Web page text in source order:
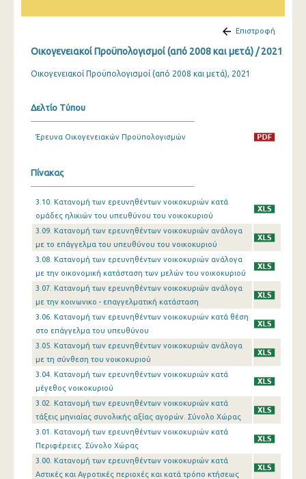
Επιστροφή
Οικογενειακοί Προϋπολογισμοί (από 2008 και μετά) / 2021
Οικογενειακοί Προϋπολογισμοί (από 2008 και μετά), 2021
Δελτίο Τύπου
Έρευνα Οικογενειακών Προϋπολογισμών
Πίνακας
3.10. Κατανομή των ερευνηθέντων νοικοκυριών κατά
ομάδες ηλικιών του υπευθύνου του νοικοκυριού
3.09. Κατανομή των ερευνηθέντων νοικοκυριών ανάλογα
με το επάγγελμα του υπευθύνου του νοικοκυριού
3.08. Κατανομή των ερευνηθέντων νοικοκυριών ανάλογα
με την οικονομική κατάσταση των μελών του νοικοκυριού
3.07. Κατανομή των ερευνηθέντων νοικοκυριών ανάλογα
με την κοινωνικο - επαγγελματική κατάσταση
3.06. Κατανομή των ερευνηθέντων νοικοκυριών κατά θέση
στο επάγγελμα του υπευθύνου
3.05. Κατανομή των ερευνηθέντων νοικοκυριών ανάλογα
με τη σύνθεση του νοικοκυριού
3.04. Κατανομή των ερευνηθέντων νοικοκυριών κατά
μέγεθος νοικοκυριού
3.02. Κατανομή των ερευνηθέντων νοικοκυριών κατά
τάξεις μηνιαίας συνολικής αξίας αγορών. Σύνολο Χώρας
3.01. Κατανομή των ερευνηθέντων νοικοκυριών κατά
Περιφέρειες. Σύνολο Χώρας
3.00. Κατανομή των ερευνηθέντων νοικοκυριών κατά
Αστικές και Αγροτικές περιοχές και κατά τρόπο κτήσεως